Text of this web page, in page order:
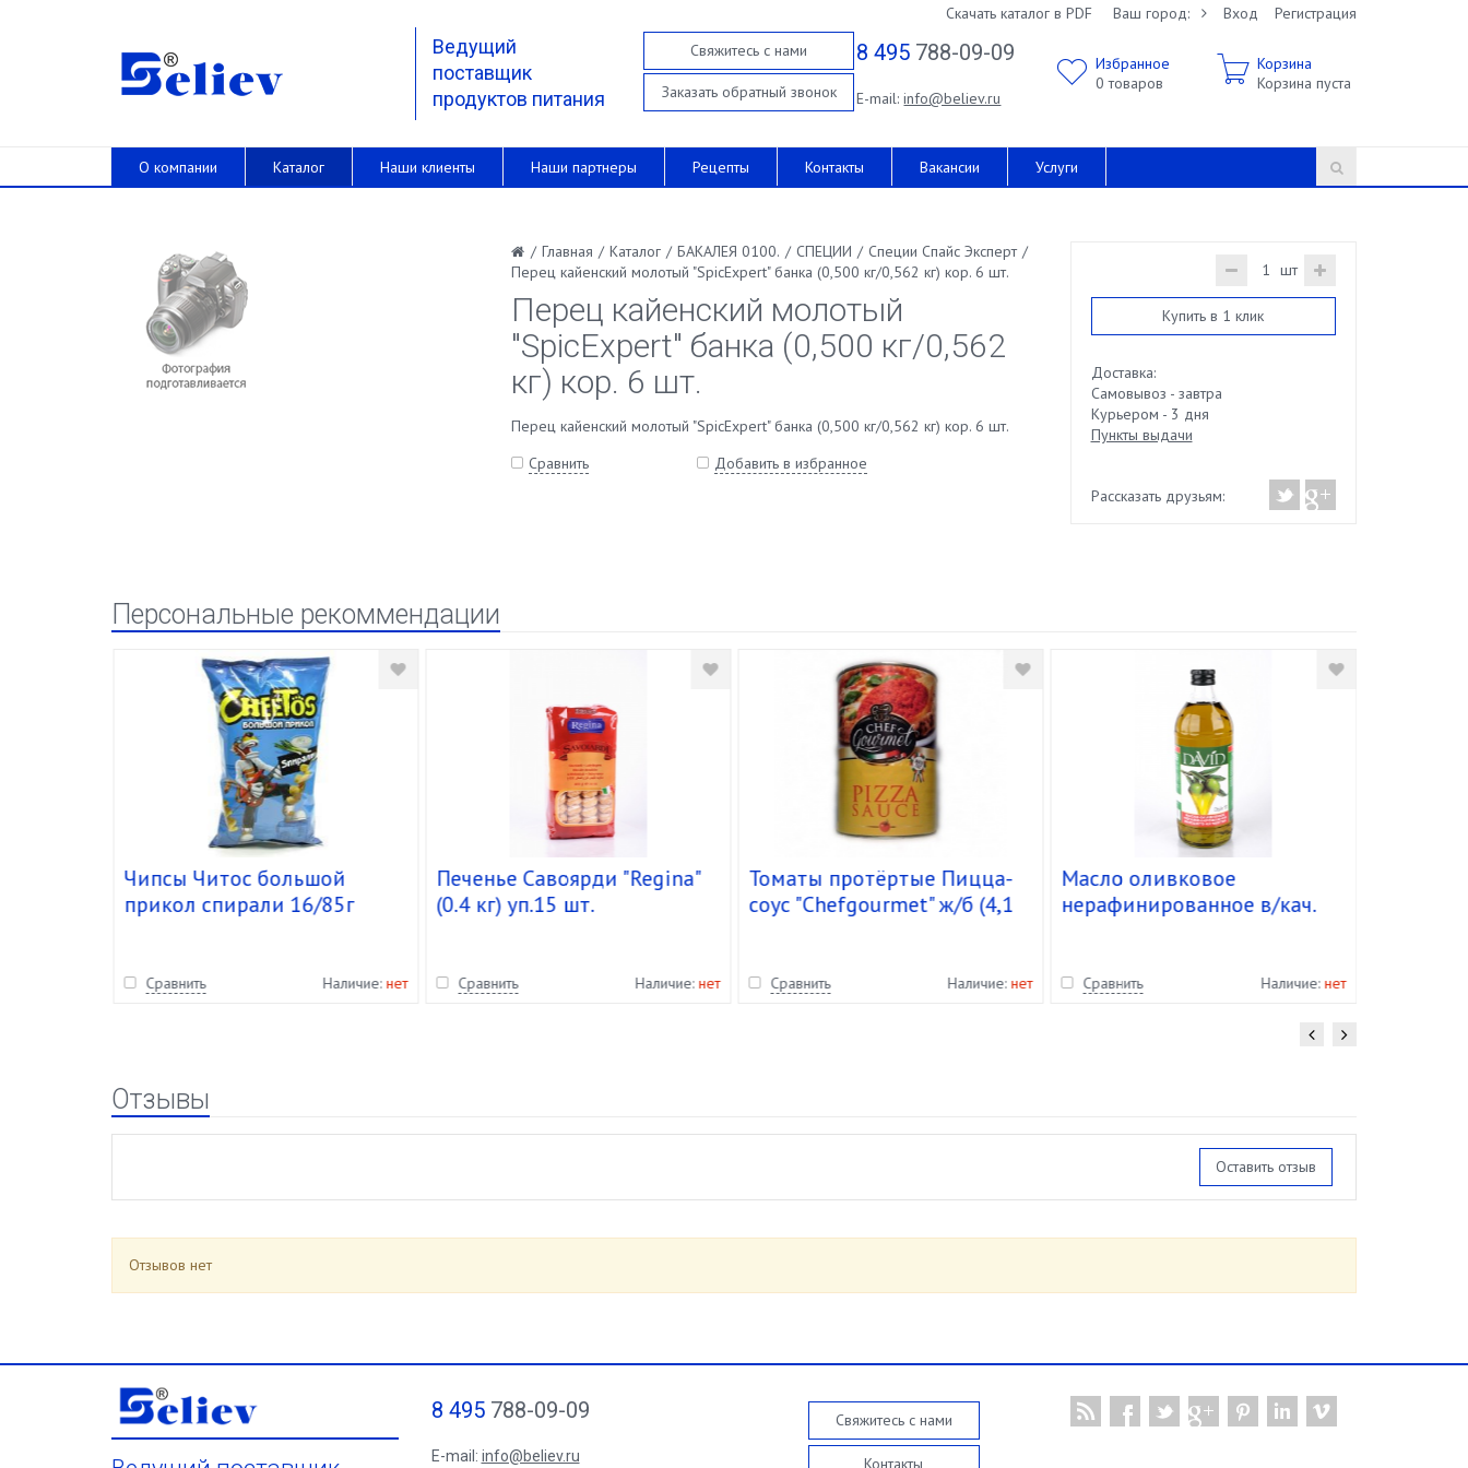
Скачать каталог в PDF Ваш город: Вход Регистрация
Ведущий
поставщик
продуктов питания
Свяжитесь с нами
Заказать обратный звонок
8 495 788-09-09
E-mail:info@believ.ru
Избранное
0 товаров
Корзина
Корзина пуста
О компании Каталог Наши клиенты Наши партнеры Рецепты Контакты Вакансии Услуги
/ Главная / Каталог / БАКАЛЕЯ 0100. / СПЕЦИИ / Специи Спайс Эксперт /
Перец кайенский молотый "SpicExpert" банка (0,500 кг/0,562 кг) кор. 6 шт.
Перец кайенский молотый
"SpicExpert" банка (0,500 кг/0,562
кг) кор. 6 шт.
Перец кайенский молотый "SpicExpert" банка (0,500 кг/0,562 кг) кор. 6 шт.
Сравнить
Добавить в избранное
шт
Купить в 1 клик
Доставка:
Самовывоз - завтра
Курьером - 3 дня
Пункты выдачи
Рассказать друзьям:
Персональные рекоммендации
Чипсы Читос большой
прикол спирали 16/85г
Сравнить Наличие: нет
Печенье Савоярди "Regina"
(0.4 кг) уп.15 шт.
Сравнить Наличие: нет
Томаты протёртые Пицца-
соус "Chefgourmet" ж/б (4,1
Сравнить Наличие: нет
Масло оливковое
нерафинированное в/кач.
Сравнить Наличие: нет
Отзывы
Оставить отзыв
Отзывов нет
8 495788-09-09
E-mail: info@believ.ru
Свяжитесь с нами
Контакты